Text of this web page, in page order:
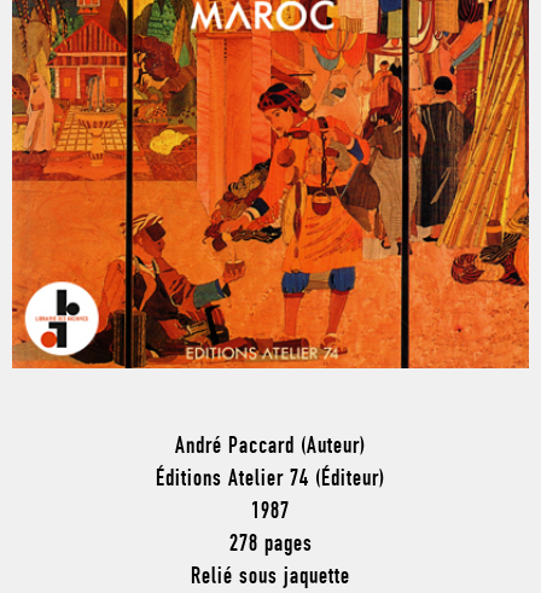
André Paccard (Auteur)
Éditions Atelier 74 (Éditeur)
1987
278 pages
Relié sous jaquette